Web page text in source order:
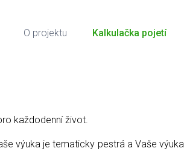
O projektu Kalkulačka pojetí
každodenní život.
výuka je tematicky pestrá a Vaše výuka